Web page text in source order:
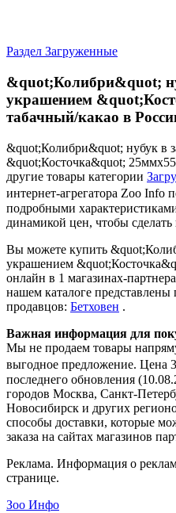
Раздел Загруженные
&quot;Колибри&quot;
украшением
табачный/какао в
&quot;Колибри&quot; нубук в
&quot;Косточка&quot;
другие товары категории
интернет-агрегатора Zoo Info
подробными
динамикой цен, чтобы
Вы можете купить
украшением
онлайн в 1 магазинах-
нашем каталоге
продавцов: Бетховен .
Важная информация для
Мы не продаем товары
выгодное предложение. Цена
последнего обновления
городов Москва, Санкт-
Новосибирск и других
способы доставки, которые
заказа на сайтах магазинов
Реклама. Информация о
странице.
Зоо Инфо